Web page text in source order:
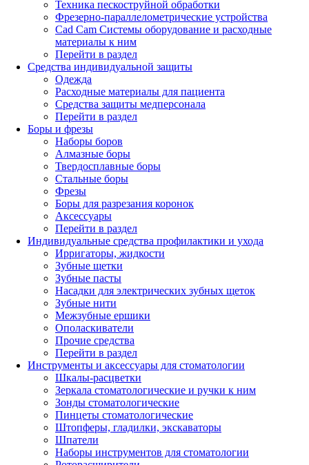
Техника пескоструйной обработки
Фрезерно-параллелометрические устройства
Cad Cam Системы оборудование и расходные
материалы к ним
Перейти в раздел
Средства индивидуальной защиты
Одежда
Расходные материалы для пациента
Средства защиты медперсонала
Перейти в раздел
Боры и фрезы
Наборы боров
Алмазные боры
Твердосплавные боры
Стальные боры
Фрезы
Боры для разрезания коронок
Аксессуары
Перейти в раздел
Индивидуальные средства профилактики и ухода
Ирригаторы, жидкости
Зубные щетки
Зубные пасты
Насадки для электрических зубных щеток
Зубные нити
Межзубные ершики
Ополаскиватели
Прочие средства
Перейти в раздел
Инструменты и аксессуары для стоматологии
Шкалы-расцветки
Зеркала стоматологические и ручки к ним
Зонды стоматологические
Пинцеты стоматологические
Штопферы, гладилки, экскаваторы
Шпатели
Наборы инструментов для стоматологии